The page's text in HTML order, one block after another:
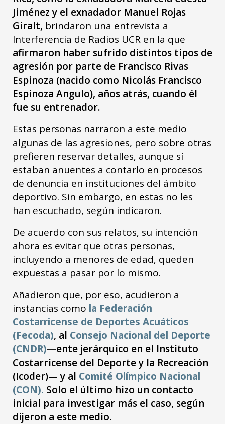
Jiménez y el exnadador Manuel Rojas
Giralt, brindaron una entrevista a
Interferencia de Radios UCR en la que
afirmaron haber sufrido distintos tipos de
agresión por parte de Francisco Rivas
Espinoza (nacido como Nicolás Francisco
Espinoza Angulo), años atrás, cuando él
fue su entrenador.
Estas personas narraron a este medio
algunas de las agresiones, pero sobre otras
prefieren reservar detalles, aunque sí
estaban anuentes a contarlo en procesos
de denuncia en instituciones del ámbito
deportivo. Sin embargo, en estas no les
han escuchado, según indicaron.
De acuerdo con sus relatos, su intención
ahora es evitar que otras personas,
incluyendo a menores de edad, queden
expuestas a pasar por lo mismo.
Añadieron que, por eso, acudieron a
instancias como la Federación
Costarricense de Deportes Acuáticos
(Fecoda), al Consejo Nacional del Deporte
(CNDR)—ente jerárquico en el Instituto
Costarricense del Deporte y la Recreación
(Icoder)— y al Comité Olímpico Nacional
(CON). Solo el último hizo un contacto
inicial para investigar más el caso, según
dijeron a este medio.